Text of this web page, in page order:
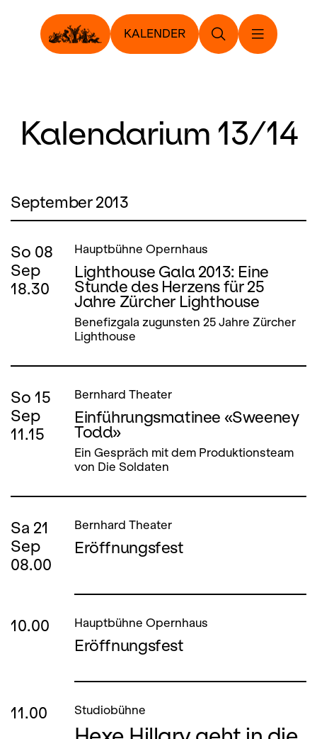
KALENDER
Kalendarium 13/14
September 2013
So 08
Sep
18.30
Hauptbühne Opernhaus
Lighthouse Gala 2013: Eine
Stunde des Herzens für 25
Jahre Zürcher Lighthouse
Benefizgala zugunsten 25 Jahre Zürcher
Lighthouse
So 15
Sep
11.15
Bernhard Theater
Einführungsmatinee «Sweeney
Todd»
Ein Gespräch mit dem Produktionsteam
von Die Soldaten
Sa 21
Sep
08.00
Bernhard Theater
Eröffnungsfest
10.00 Hauptbühne Opernhaus
Eröffnungsfest
11.00 Studiobühne